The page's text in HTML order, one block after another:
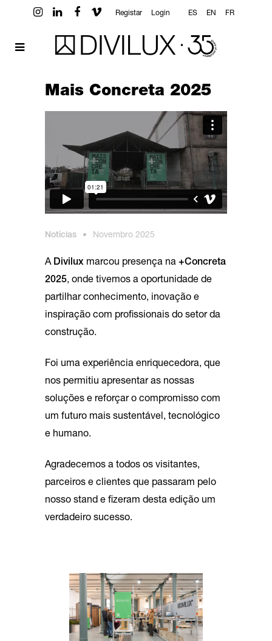
Registar Login ES EN FR
Mais Concreta 2025
Notícias • Novembro 2025
A Divilux marcou presença na +Concreta
2025, onde tivemos a oportunidade de
partilhar conhecimento, inovação e
inspiração com profissionais do setor da
construção.
Foi uma experiência enriquecedora, que
nos permitiu apresentar as nossas
soluções e reforçar o compromisso com
um futuro mais sustentável, tecnológico
e humano.
Agradecemos a todos os visitantes,
parceiros e clientes que passaram pelo
nosso stand e fizeram desta edição um
verdadeiro sucesso.